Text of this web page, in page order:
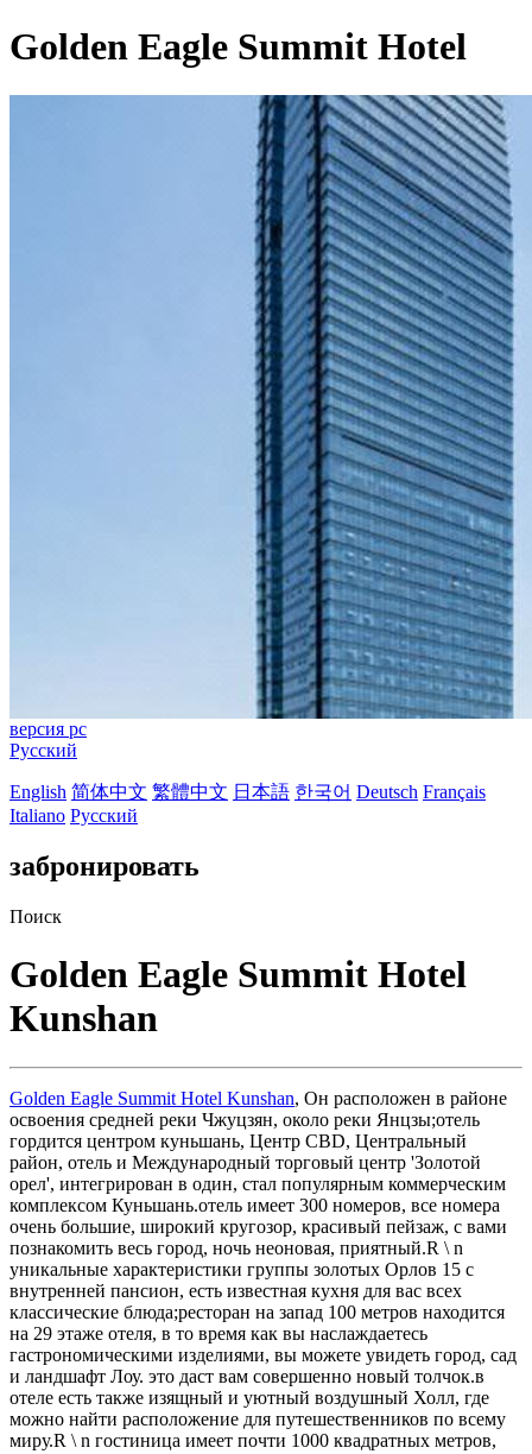
Golden Eagle Summit Hotel
версия pc
Русский
English 简体中文 繁體中文 日本語 한국어 Deutsch Français
Italiano Русский
забронировать
Поиск
Golden Eagle Summit Hotel
Kunshan
Golden Eagle Summit Hotel Kunshan, Он расположен в районе
освоения средней реки Чжуцзян, около реки Янцзы;отель
гордится центром куньшань, Центр CBD, Центральный
район, отель и Международный торговый центр 'Золотой
орел', интегрирован в один, стал популярным коммерческим
комплексом Куньшань.отель имеет 300 номеров, все номера
очень большие, широкий кругозор, красивый пейзаж, с вами
познакомить весь город, ночь неоновая, приятный.R \ n
уникальные характеристики группы золотых Орлов 15 с
внутренней пансион, есть известная кухня для вас всех
классические блюда;ресторан на запад 100 метров находится
на 29 этаже отеля, в то время как вы наслаждаетесь
гастрономическими изделиями, вы можете увидеть город, сад
и ландшафт Лоу. это даст вам совершенно новый толчок.в
отеле есть также изящный и уютный воздушный Холл, где
можно найти расположение для путешественников по всему
миру.R \ n гостиница имеет почти 1000 квадратных метров,